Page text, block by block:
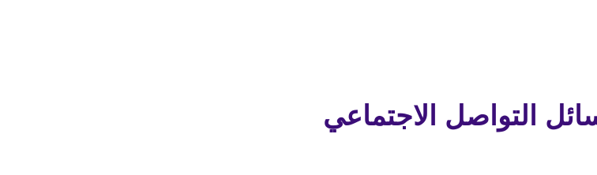
التواصل الاجتماعي